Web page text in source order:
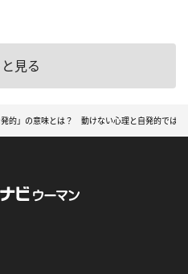
見る
発的」の意味とは？ 動けない心理と自発的では